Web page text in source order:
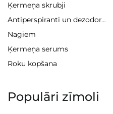
Ķermeņa skrubji
Antiperspiranti un dezodoranti
Nagiem
Ķermeņa serums
Roku kopšana
Populāri zīmoli